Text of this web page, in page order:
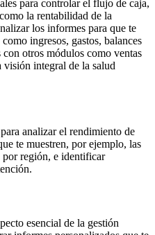
para controlar el flujo de caja,
la rentabilidad de la
los informes para que te
ingresos, gastos, balances
otros módulos como ventas
integral de la salud
analizar el rendimiento de
te muestren, por ejemplo, las
región, e identificar
esencial de la gestión